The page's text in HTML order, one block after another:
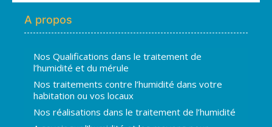
A propos
Nos Qualifications dans le traitement de
l’humidité et du mérule
Nos traitements contre l’humidité dans votre
habitation ou vos locaux
Nos réalisations dans le traitement de l’humidité